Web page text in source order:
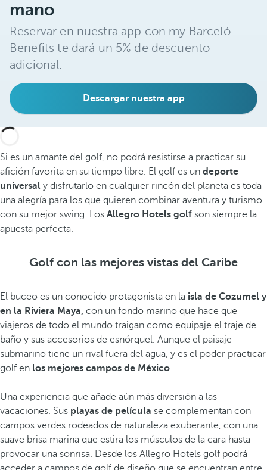
mano
Reservar en nuestra app con my Barceló
Benefits te dará un 5% de descuento
adicional.
Descargar nuestra app
Si es un amante del golf, no podrá resistirse a practicar su
afición favorita en su tiempo libre. El golf es un deporte
universal y disfrutarlo en cualquier rincón del planeta es toda
una alegría para los que quieren combinar aventura y turismo
con su mejor swing. Los Allegro Hotels golf son siempre la
apuesta perfecta.
Golf con las mejores vistas del Caribe
El buceo es un conocido protagonista en la isla de Cozumel y
en la Riviera Maya, con un fondo marino que hace que
viajeros de todo el mundo traigan como equipaje el traje de
baño y sus accesorios de esnórquel. Aunque el paisaje
submarino tiene un rival fuera del agua, y es el poder practicar
golf en los mejores campos de México.
Una experiencia que añade aún más diversión a las
vacaciones. Sus playas de película se complementan con
campos verdes rodeados de naturaleza exuberante, con una
suave brisa marina que estira los músculos de la cara hasta
provocar una sonrisa. Desde los Allegro Hotels golf podrá